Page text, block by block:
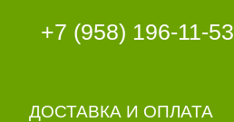
+7 (958) 196-11-53
ДОСТАВКА И ОПЛАТА